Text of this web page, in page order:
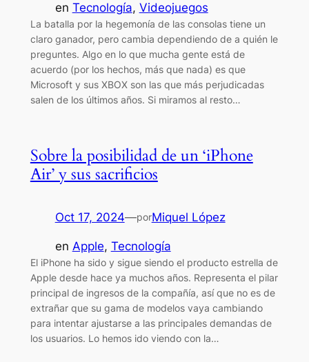
en Tecnología, Videojuegos
La batalla por la hegemonía de las consolas tiene un
claro ganador, pero cambia dependiendo de a quién le
preguntes. Algo en lo que mucha gente está de
acuerdo (por los hechos, más que nada) es que
Microsoft y sus XBOX son las que más perjudicadas
salen de los últimos años. Si miramos al resto…
Sobre la posibilidad de un ‘iPhone
Air’ y sus sacrificios
Oct 17, 2024—porMiquel López
en Apple, Tecnología
El iPhone ha sido y sigue siendo el producto estrella de
Apple desde hace ya muchos años. Representa el pilar
principal de ingresos de la compañía, así que no es de
extrañar que su gama de modelos vaya cambiando
para intentar ajustarse a las principales demandas de
los usuarios. Lo hemos ido viendo con la…